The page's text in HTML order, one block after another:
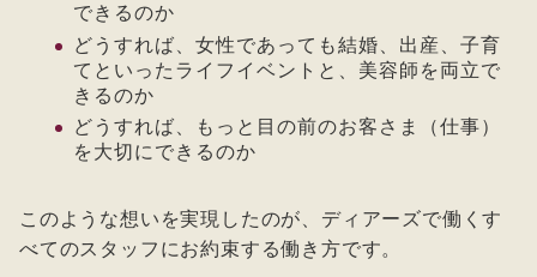
できるのか
どうすれば、女性であっても結婚、出産、子育
てといったライフイベントと、美容師を両立で
きるのか
どうすれば、もっと目の前のお客さま（仕事）
を大切にできるのか
このような想いを実現したのが、ディアーズで働くす
べてのスタッフにお約束する働き方です。